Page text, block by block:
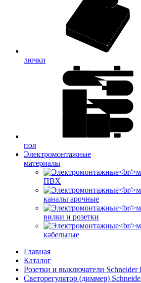
лючки
пол
Электромонтажные
материалы
ПВХ
каналы арочные
вилки и розетки
кабельные
Главная
Каталог
Розетки и выключатели Schneider
Светорегулятор (диммер)